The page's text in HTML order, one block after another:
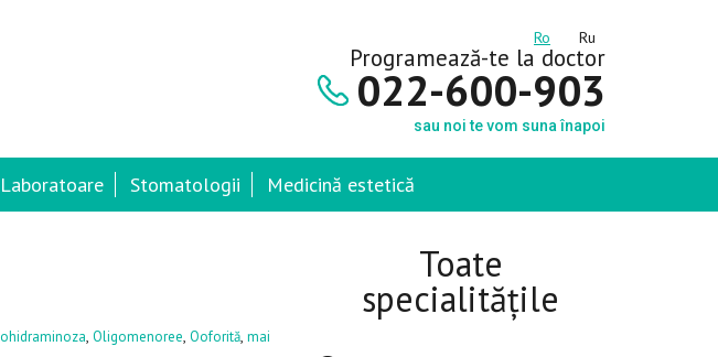
Ro Ru
Programează-te la doctor
022-600-903
sau noi te vom suna înapoi
Laboratoare Stomatologii Medicină estetică
, Oligomenoree, Ooforită, mai
Toate
specialitățile